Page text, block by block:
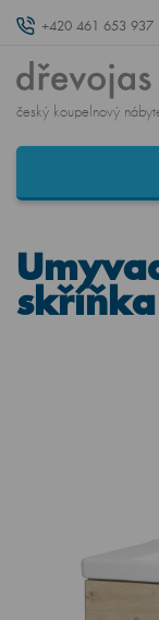
+420 461 653 937
český koupelnový
skříňka